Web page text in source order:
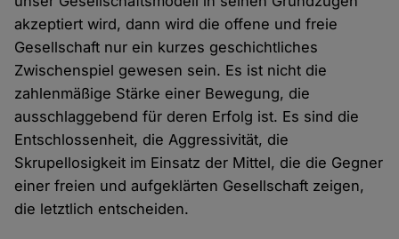
akzeptiert wird, dann wird die offene und freie
Gesellschaft nur ein kurzes geschichtliches
Zwischenspiel gewesen sein. Es ist nicht die
zahlenmäßige Stärke einer Bewegung, die
ausschlaggebend für deren Erfolg ist. Es sind die
Entschlossenheit, die Aggressivität, die
Skrupellosigkeit im Einsatz der Mittel, die die Gegner
einer freien und aufgeklärten Gesellschaft zeigen,
die letztlich entscheiden.